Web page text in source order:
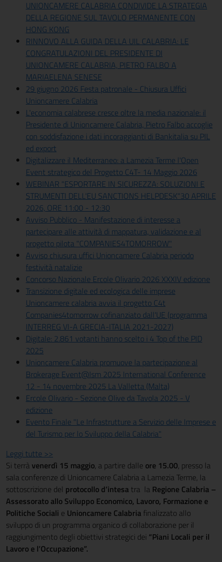
UNIONCAMERE CALABRIA CONDIVIDE LA STRATEGIA
DELLA REGIONE SUL TAVOLO PERMANENTE CON
HONG KONG
RINNOVO ALLA GUIDA DELLA UIL CALABRIA: LE
CONGRATULAZIONI DEL PRESIDENTE DI
UNIONCAMERE CALABRIA, PIETRO FALBO A
MARIAELENA SENESE
29 giugno 2026 Festa patronale - Chiusura Uffici
Unioncamere Calabria
L'economia calabrese cresce oltre la media nazionale: il
Presidente di Unioncamere Calabria, Pietro Falbo accoglie
con soddisfazione i dati incoraggianti di Bankitalia su PIL
ed export
Digitalizzare il Mediterraneo: a Lamezia Terme l'Open
Event strategico del Progetto C4T- 14 Maggio 2026
WEBINAR "ESPORTARE IN SICUREZZA: SOLUZIONI E
STRUMENTI DELL'EU SANCTIONS HELPDESK"30 APRILE
2026, ORE 11:00 - 12:30
Avviso Pubblico - Manifestazione di interesse a
partecipare alle attività di mappatura, validazione e al
progetto pilota "COMPANIES4TOMORROW"
Avviso chiusura uffici Unioncamere Calabria periodo
festività natalizie
Concorso Nazionale Ercole Olivario 2026 XXXIV edizione
Transizione digitale ed ecologica delle imprese
Unioncamere calabria avvia il progetto C4t
Companies4tomorrow cofinanziato dall'UE (programma
INTERREG VI-A GRECIA-ITALIA 2021-2027)
Digitale: 2.861 votanti hanno scelto i 4 Top of the PID
2025
Unioncamere Calabria promuove la partecipazione al
Brokerage Event@Ism 2025 International Conference
12 - 14 novembre 2025 La Valletta (Malta)
Ercole Olivario - Sezione Olive da Tavola 2025 - V
edizione
Evento Finale "Le Infrastrutture a Servizio delle Imprese e
del Turismo per lo Sviluppo della Calabria"
Leggi tutte >>
Si terràvenerdì 15 maggio, a partire dalle ore 15.00, presso la
sala conferenze di Unioncamere Calabria a Lamezia Terme, la
sottoscrizione del protocollo d’intesa tra la Regione Calabria –
Assessorato allo Sviluppo Economico, Lavoro, Formazione e
Politiche Sociali e Unioncamere Calabria finalizzato allo
sviluppo di un programma organico di collaborazione per il
raggiungimento degli obiettivi strategici dei “Piani Locali per il
Lavoro e l’Occupazione”.